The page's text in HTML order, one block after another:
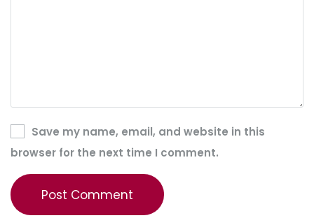
Save my name, email, and website in this
browser for the next time I comment.